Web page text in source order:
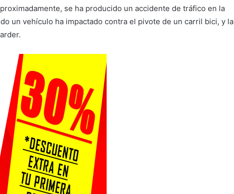
se ha producido un accidente de tráfico en la
un vehículo ha impactado contra el pivote de un carril bici, y la